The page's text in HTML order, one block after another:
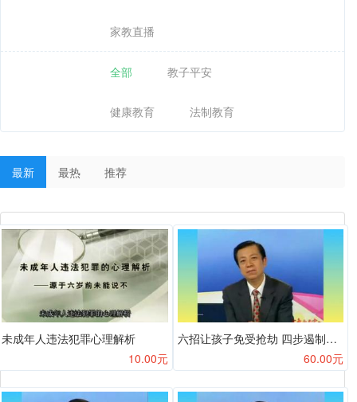
家教直播
全部 教子平安
健康教育 法制教育
最新 最热 推荐
未成年人违法犯罪心理解析
10.00元
六招让孩子免受抢劫 四步遏制性骚扰
60.00元